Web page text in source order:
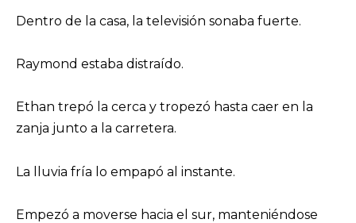
Dentro de la casa, la televisión sonaba fuerte.
Raymond estaba distraído.
Ethan trepó la cerca y tropezó hasta caer en la
zanja junto a la carretera.
La lluvia fría lo empapó al instante.
Empezó a moverse hacia el sur, manteniéndose